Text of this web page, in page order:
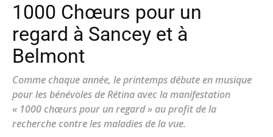
1000 Chœurs pour un
regard à Sancey et à
Belmont
Comme chaque année, le printemps débute en musique
pour les bénévoles de Rétina avec la manifestation
« 1000 chœurs pour un regard » au profit de la
recherche contre les maladies de la vue.